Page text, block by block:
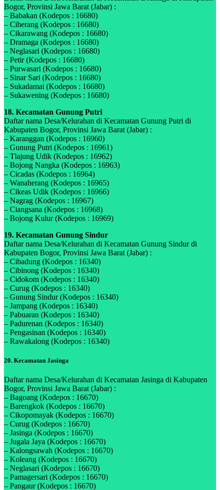
Bogor, Provinsi Jawa Barat (Jabar) :
– Babakan (Kodepos : 16680)
– Ciherang (Kodepos : 16680)
– Cikarawang (Kodepos : 16680)
– Dramaga (Kodepos : 16680)
– Neglasari (Kodepos : 16680)
– Petir (Kodepos : 16680)
– Purwasari (Kodepos : 16680)
– Sinar Sari (Kodepos : 16680)
– Sukadamai (Kodepos : 16680)
– Sukawening (Kodepos : 16680)
18. Kecamatan Gunung Putri
Daftar nama Desa/Kelurahan di Kecamatan Gunung Putri di
Kabupaten Bogor, Provinsi Jawa Barat (Jabar) :
– Karanggan (Kodepos : 16960)
– Gunung Putri (Kodepos : 16961)
– Tlajung Udik (Kodepos : 16962)
– Bojong Nangka (Kodepos : 16963)
– Cicadas (Kodepos : 16964)
– Wanaherang (Kodepos : 16965)
– Cikeas Udik (Kodepos : 16966)
– Nagrag (Kodepos : 16967)
– Ciangsana (Kodepos : 16968)
– Bojong Kulur (Kodepos : 16969)
19. Kecamatan Gunung Sindur
Daftar nama Desa/Kelurahan di Kecamatan Gunung Sindur di
Kabupaten Bogor, Provinsi Jawa Barat (Jabar) :
– Cibadung (Kodepos : 16340)
– Cibinong (Kodepos : 16340)
– Cidokom (Kodepos : 16340)
– Curug (Kodepos : 16340)
– Gunung Sindur (Kodepos : 16340)
– Jampang (Kodepos : 16340)
– Pabuaran (Kodepos : 16340)
– Padurenan (Kodepos : 16340)
– Pengasinan (Kodepos : 16340)
– Rawakalong (Kodepos : 16340)
20. Kecamatan Jasinga
Daftar nama Desa/Kelurahan di Kecamatan Jasinga di Kabupaten
Bogor, Provinsi Jawa Barat (Jabar) :
– Bagoang (Kodepos : 16670)
– Barengkok (Kodepos : 16670)
– Cikopomayak (Kodepos : 16670)
– Curug (Kodepos : 16670)
– Jasinga (Kodepos : 16670)
– Jugala Jaya (Kodepos : 16670)
– Kalongsawah (Kodepos : 16670)
– Koleang (Kodepos : 16670)
– Neglasari (Kodepos : 16670)
– Pamagersari (Kodepos : 16670)
– Pangaur (Kodepos : 16670)